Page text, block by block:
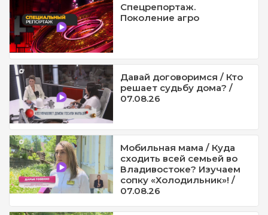
Спецрепортаж.
Поколение агро
Давай договоримся / Кто
решает судьбу дома? /
07.08.26
Мобильная мама / Куда
сходить всей семьей во
Владивостоке? Изучаем
сопку «Холодильник»! /
07.08.26